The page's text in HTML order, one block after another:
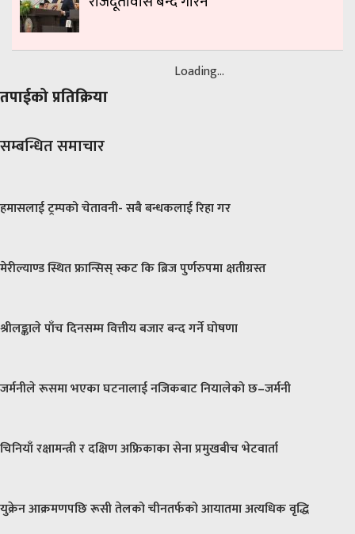
तपाईको प्रतिक्रिया
Loading...
सम्बन्धित समाचार
हमासलाई ट्रम्पको चेतावनी- सबै बन्धकलाई रिहा गर
मेरील्याण्ड स्थित फ्रान्सिस् स्कट कि ब्रिज पुर्णरुपमा क्षतीग्रस्त
श्रीलङ्काले पाँच दिनसम्म वित्तीय बजार बन्द गर्ने घोषणा
जर्मनीले रूसमा भएका घटनालाई नजिकबाट नियालेको छ–जर्मनी
चिनियाँ रक्षामन्त्री र दक्षिण अफ्रिकाका सेना प्रमुखबीच भेटवार्ता
युक्रेन आक्रमणपछि रूसी तेलको चीनतर्फको आयातमा अत्यधिक वृद्धि